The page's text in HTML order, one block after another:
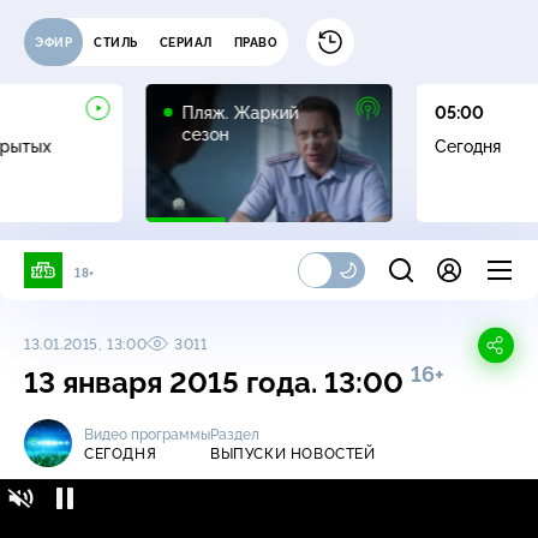
ЭФИР СТИЛЬ СЕРИАЛ ПРАВО
Пляж. Жаркий
сезон
16+
05:00
Сегодня
18+
13.01.2015, 13:00 3011
13 января 2015 года. 13:00 16+
Видео программы
СЕГОДНЯ
Раздел
ВЫПУСКИ НОВОСТЕЙ